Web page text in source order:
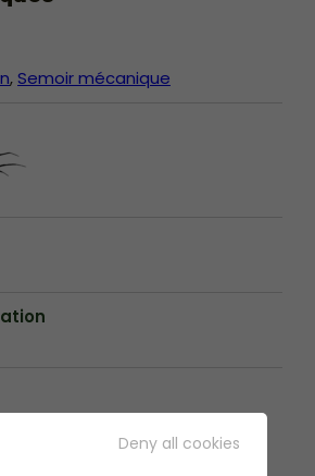
Semoir mécanique
de salade
Deny all cookies